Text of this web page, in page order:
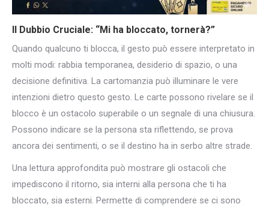
Il Dubbio Cruciale: “Mi ha bloccato, tornerà?”
Quando qualcuno ti blocca, il gesto può essere interpretato in
molti modi: rabbia temporanea, desiderio di spazio, o una
decisione definitiva. La cartomanzia può illuminare le vere
intenzioni dietro questo gesto. Le carte possono rivelare se il
blocco è un ostacolo superabile o un segnale di una chiusura.
Possono indicare se la persona sta riflettendo, se prova
ancora dei sentimenti, o se il destino ha in serbo altre strade.
Una lettura approfondita può mostrare gli ostacoli che
impediscono il ritorno, sia interni alla persona che ti ha
bloccato, sia esterni. Permette di comprendere se ci sono